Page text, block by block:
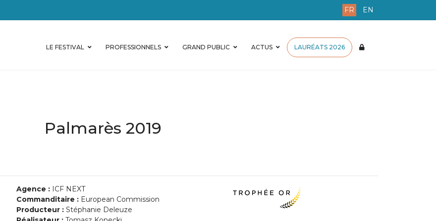
FR EN
LE FESTIVAL PROFESSIONNELS GRAND PUBLIC ACTUS LAURÉATS 2026
Palmarès 2019
Agence : ICF NEXT
Commanditaire : European Commission
Producteur : Stéphanie Deleuze